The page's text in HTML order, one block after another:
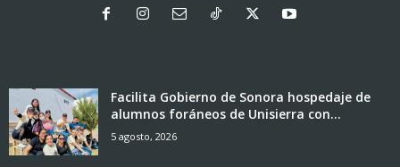
Facilita Gobierno de Sonora hospedaje de
alumnos foráneos de Unisierra con...
5 agosto, 2026